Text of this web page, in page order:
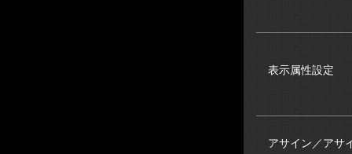
表示属性設定
アサイン／アサ